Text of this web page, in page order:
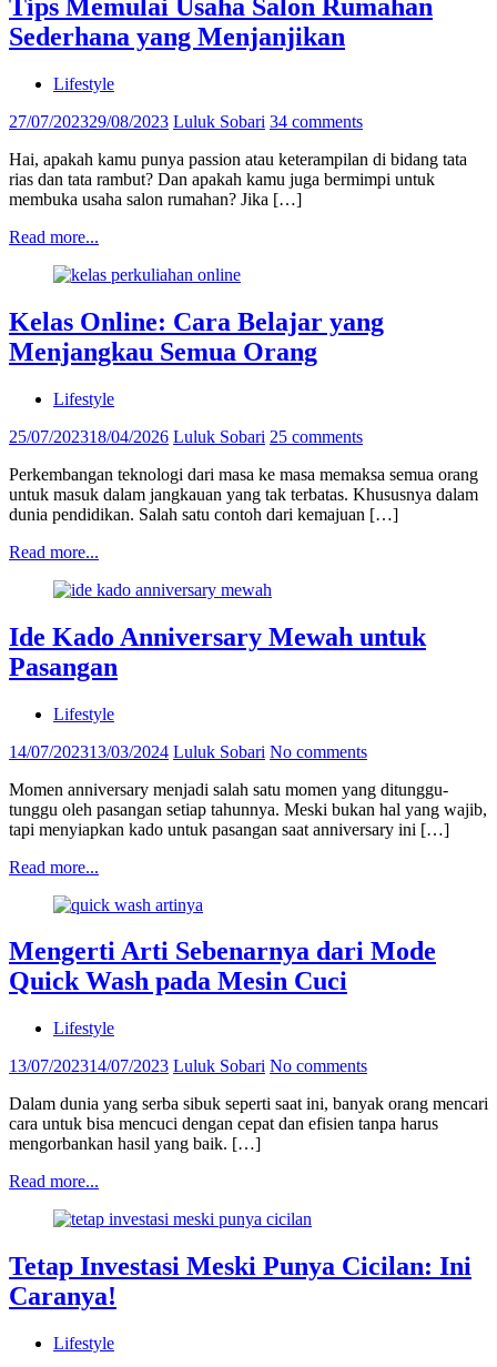
Tips Memulai Usaha Salon Rumahan
Sederhana yang Menjanjikan
Lifestyle
27/07/202329/08/2023 Luluk Sobari 34 comments
Hai, apakah kamu punya passion atau keterampilan di bidang tata
rias dan tata rambut? Dan apakah kamu juga bermimpi untuk
membuka usaha salon rumahan? Jika […]
Read more...
Kelas Online: Cara Belajar yang
Menjangkau Semua Orang
Lifestyle
25/07/202318/04/2026 Luluk Sobari 25 comments
Perkembangan teknologi dari masa ke masa memaksa semua orang
untuk masuk dalam jangkauan yang tak terbatas. Khususnya dalam
dunia pendidikan. Salah satu contoh dari kemajuan […]
Read more...
Ide Kado Anniversary Mewah untuk
Pasangan
Lifestyle
14/07/202313/03/2024 Luluk Sobari No comments
Momen anniversary menjadi salah satu momen yang ditunggu-
tunggu oleh pasangan setiap tahunnya. Meski bukan hal yang wajib,
tapi menyiapkan kado untuk pasangan saat anniversary ini […]
Read more...
Mengerti Arti Sebenarnya dari Mode
Quick Wash pada Mesin Cuci
Lifestyle
13/07/202314/07/2023 Luluk Sobari No comments
Dalam dunia yang serba sibuk seperti saat ini, banyak orang mencari
cara untuk bisa mencuci dengan cepat dan efisien tanpa harus
mengorbankan hasil yang baik. […]
Read more...
Tetap Investasi Meski Punya Cicilan: Ini
Caranya!
Lifestyle